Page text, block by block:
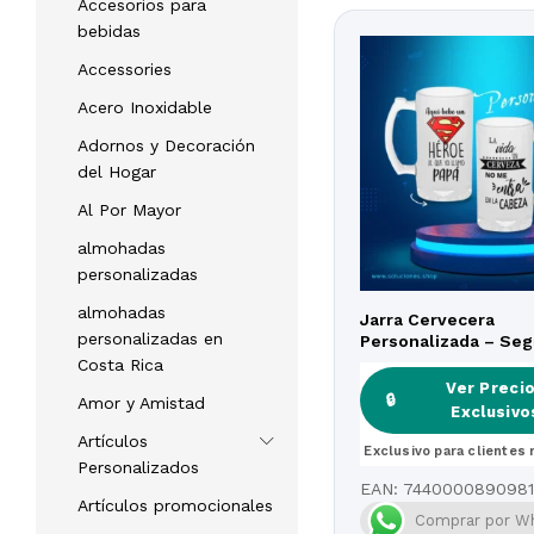
Jarra Cervecera
Personalizada –
50% descuento
🔒
Ver
Exclusivo para clientes
EAN: 7440000890981
🔒
Ver
Exclusivo para clientes
Comprar por
Accesorios para
bebidas
Accessories
Acero Inoxidable
Adornos y Decoración
del Hogar
Al Por Mayor
almohadas
personalizadas
almohadas
personalizadas en
Costa Rica
Amor y Amistad
Artículos
Personalizados
Artículos promocionales